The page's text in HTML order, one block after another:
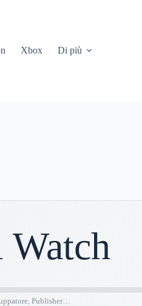
Xbox Di più
Publisher…